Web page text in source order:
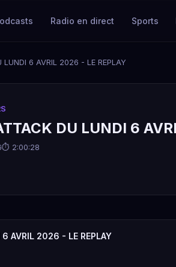
Radio en direct Sports
LUNDI 6 AVRIL 2026 - LE REPLAY
DU LUNDI 6
⏱ 2:00:28
AVRIL 2026 - LE REPLAY